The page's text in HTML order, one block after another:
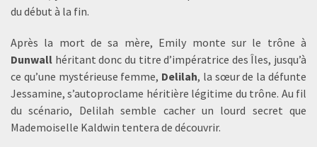
du début à la fin.
Après la mort de sa mère, Emily monte sur le trône à
Dunwall héritant donc du titre d’impératrice des Îles, jusqu’à
ce qu’une mystérieuse femme, Delilah, la sœur de la défunte
Jessamine, s’autoproclame héritière légitime du trône. Au fil
du scénario, Delilah semble cacher un lourd secret que
Mademoiselle Kaldwin tentera de découvrir.